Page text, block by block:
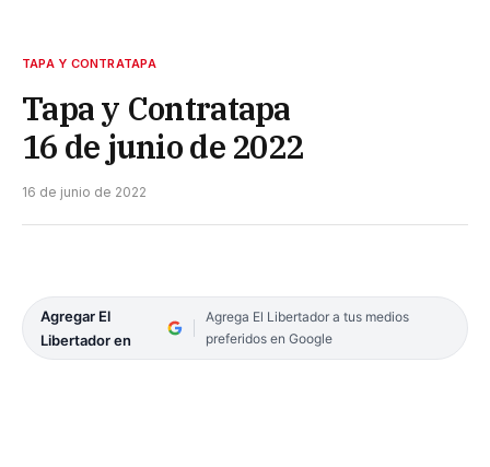
TAPA Y CONTRATAPA
Tapa y Contratapa
16 de junio de 2022
16 de junio de 2022
Agregar El
Libertador en
Agrega El Libertador a tus medios
preferidos en Google